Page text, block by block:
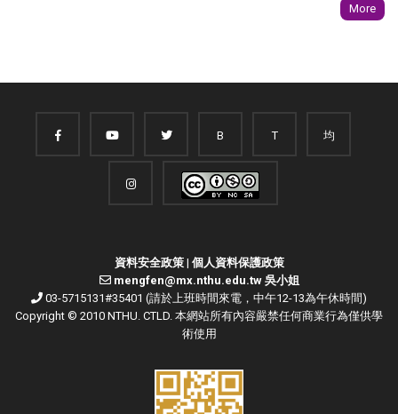
More
B T 均
資料安全政策| 個人資料保護政策
mengfen@mx.nthu.edu.tw 吳小姐
03-5715131#35401 (請於上班時間來電，中午12-13為午休時間)
Copyright © 2010 NTHU. CTLD. 本網站所有內容嚴禁任何商業行為僅供學
術使用